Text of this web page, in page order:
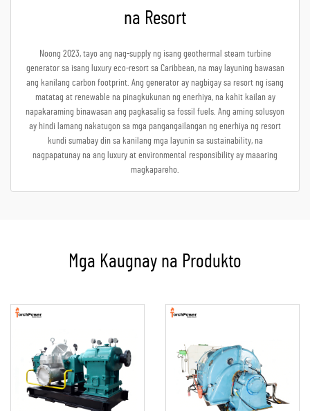
na Resort
Noong 2023, tayo ang nag-supply ng isang geothermal steam turbine
generator sa isang luxury eco-resort sa Caribbean, na may layuning bawasan
ang kanilang carbon footprint. Ang generator ay nagbigay sa resort ng isang
matatag at renewable na pinagkukunan ng enerhiya, na kahit kailan ay
napakaraming binawasan ang pagkasalig sa fossil fuels. Ang aming solusyon
ay hindi lamang nakatugon sa mga pangangailangan ng enerhiya ng resort
kundi sumabay din sa kanilang mga layunin sa sustainability, na
nagpapatunay na ang luxury at environmental responsibility ay maaaring
magkapareho.
Mga Kaugnay na Produkto